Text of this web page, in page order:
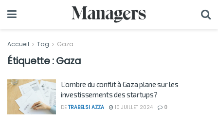
Accueil Tag Gaza
Étiquette :Gaza
L’ombre du conflit à Gaza plane sur les
investissements des startups?
DE TRABELSI AZZA 10 JUILLET 2024 0